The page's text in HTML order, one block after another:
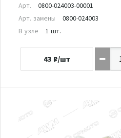
Арт.
0800-024003-00001
Арт. замены
0800-024003
В узле
1 шт.
43 ₽/шт